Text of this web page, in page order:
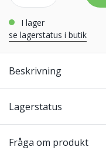
i lager
se lagerstatus i butik
Beskrivning
Lagerstatus
Fråga om produkt